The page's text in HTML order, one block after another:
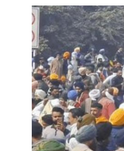
National
Astrology
Spirituality
Weather
Politics